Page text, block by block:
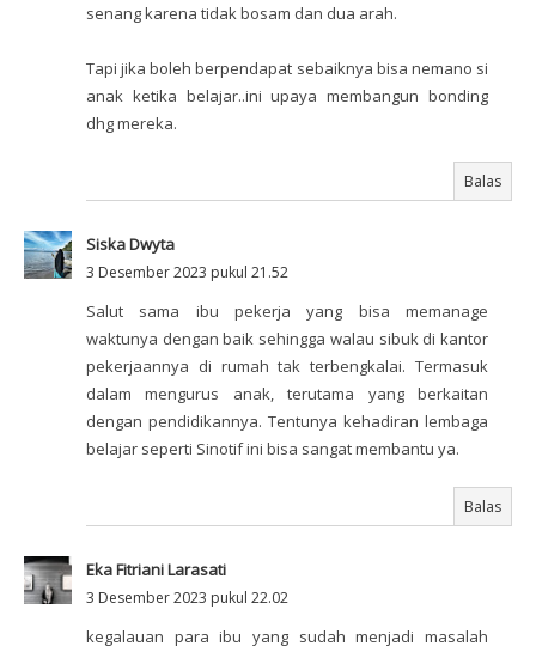
senang karena tidak bosam dan dua arah.
Tapi jika boleh berpendapat sebaiknya bisa nemano si
anak ketika belajar..ini upaya membangun bonding
dhg mereka.
Balas
Siska Dwyta
3 Desember 2023 pukul 21.52
Salut sama ibu pekerja yang bisa memanage
waktunya dengan baik sehingga walau sibuk di kantor
pekerjaannya di rumah tak terbengkalai. Termasuk
dalam mengurus anak, terutama yang berkaitan
dengan pendidikannya. Tentunya kehadiran lembaga
belajar seperti Sinotif ini bisa sangat membantu ya.
Balas
Eka Fitriani Larasati
3 Desember 2023 pukul 22.02
kegalauan para ibu yang sudah menjadi masalah